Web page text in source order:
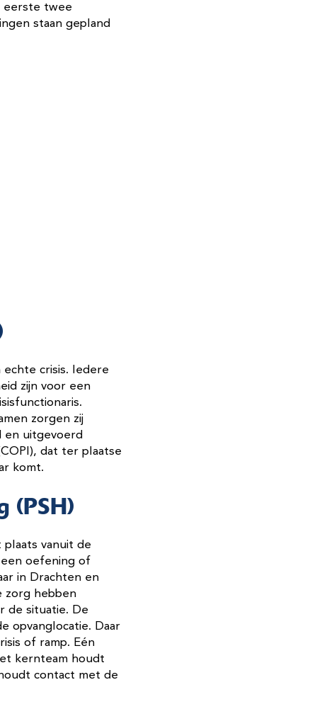
eerste twee
staan gepland
crisis. Iedere
zijn voor een
zorgen zij
en uitgevoerd
dat ter plaatse
komt.
(PSH)
plaats vanuit de
oefening of
in Drachten en
zorg hebben
de situatie. De
opvanglocatie. Daar
of ramp. Eén
kernteam houdt
contact met de